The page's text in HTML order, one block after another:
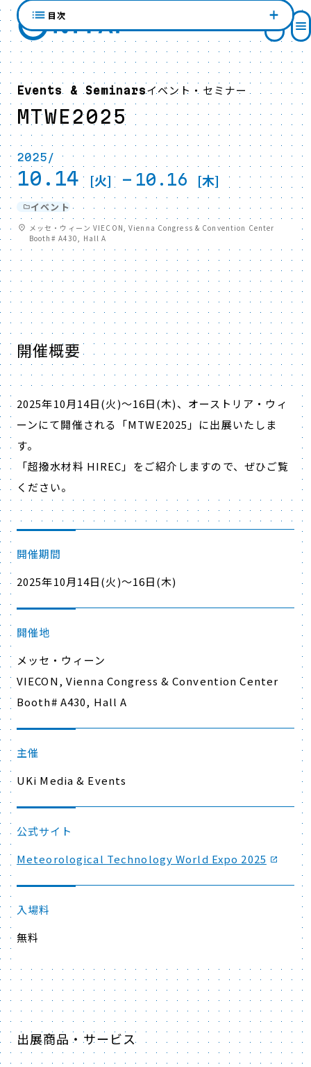
Events & Seminarsイベント・セミナー
MTWE2025
2025/
10.14 [火] - 10.16 [木]
イベント
メッセ・ウィーン VIECON, Vienna Congress & Convention Center
Booth# A430, Hall A
開催概要
2025年10月14日(火)～16日(木)、オーストリア・ウィ
ーンにて開催される「MTWE2025 」に出展いたしま
す。
「超撥水材料 HIREC 」をご紹介しますので、ぜひご覧
ください。
開催期間
2025年10月14日(火)～16日(木)
開催地
メッセ・ウィーン
VIECON, Vienna Congress & Convention Center
Booth# A430, Hall A
主催
UKi Media & Events
公式サイト
Meteorological Technology World Expo 2025
入場料
無料
出展商品・サービス
目次